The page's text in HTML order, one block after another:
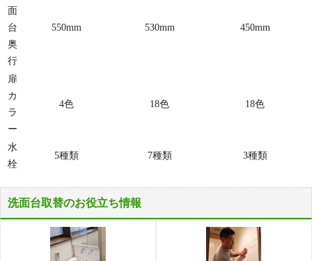
面
台
奥
行
550mm 530mm 450mm
扉
カ
ラ
ー
4色 18色 18色
水
栓
5種類 7種類 3種類
洗面台取替のお役立ち情報